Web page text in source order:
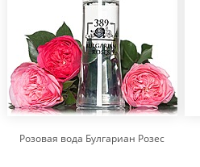
Розовая вода Булгариан Розес